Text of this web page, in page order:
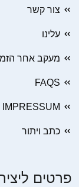
צור קשר
עלינו
מעקב אחר
FAQS
IMPRESSUM
כתב ויתור
פרטים